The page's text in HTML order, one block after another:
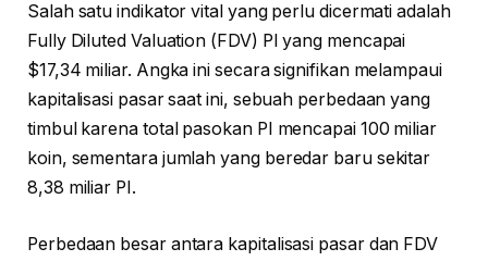
Salah satu indikator vital yang perlu dicermati adalah
Fully Diluted Valuation (FDV) PI yang mencapai
$17,34 miliar. Angka ini secara signifikan melampaui
kapitalisasi pasar saat ini, sebuah perbedaan yang
timbul karena total pasokan PI mencapai 100 miliar
koin, sementara jumlah yang beredar baru sekitar
8,38 miliar PI.
Perbedaan besar antara kapitalisasi pasar dan FDV